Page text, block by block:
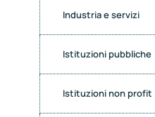
Industria e servizi
Istituzioni pubbliche
Istituzioni non profit